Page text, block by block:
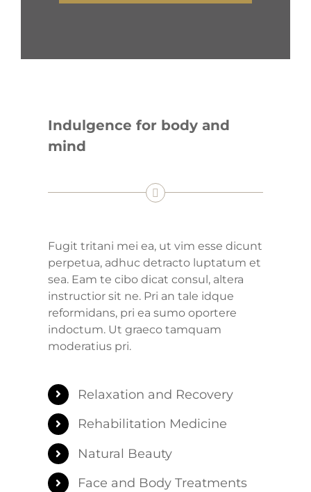
Indulgence for body and
mind
Fugit tritani mei ea, ut vim esse dicunt
perpetua, adhuc detracto luptatum et
sea. Eam te cibo dicat consul, altera
instructior sit ne. Pri an tale idque
reformidans, pri ea sumo oportere
indoctum. Ut graeco tamquam
moderatius pri.
Relaxation and Recovery
Rehabilitation Medicine
Natural Beauty
Face and Body Treatments